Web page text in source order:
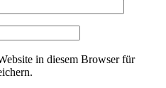
in diesem Browser für